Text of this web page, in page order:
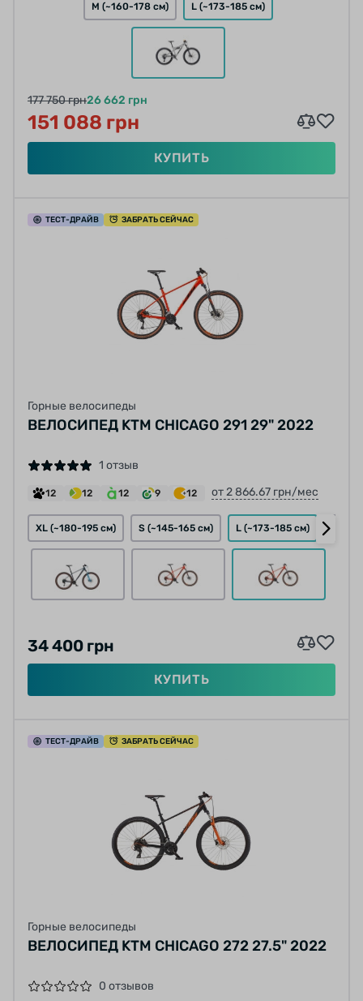
M (~160-178 см) L (~173-185 см)
177 750 грн26 662 грн
151 088 грн
КУПИТЬ
ТЕСТ-ДРАЙВ ЗАБРАТЬ СЕЙЧАС
Горные велосипеды
ВЕЛОСИПЕД KTM CHICAGO 291 29" 2022
1 отзыв
12 12 12 9 12 от 2 866.67 грн/мес
XL (~180-195 см) S (~145-165 см) L (~173-185 см)
34 400 грн
КУПИТЬ
ТЕСТ-ДРАЙВ ЗАБРАТЬ СЕЙЧАС
Горные велосипеды
ВЕЛОСИПЕД KTM CHICAGO 272 27.5" 2022
0 отзывов